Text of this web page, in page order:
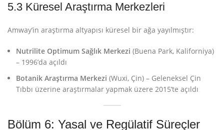
5.3 Küresel Araştırma Merkezleri
Amway’in araştırma altyapısı küresel bir ağa yayılmıştır:
Nutrilite Optimum Sağlık Merkezi (Buena Park, Kaliforniya)
– 1996’da açıldı
Botanik Araştırma Merkezi (Wuxi, Çin) – Geleneksel Çin
Tıbbı üzerine araştırmalar yapmak üzere 2015’te açıldı
Bölüm 6: Yasal ve Regülatif Süreçler